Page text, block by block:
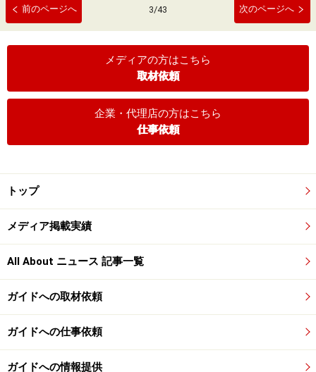
前のページへ 3/43 次のページへ
メディアの方はこちら
取材依頼
企業・代理店の方はこちら
仕事依頼
トップ
メディア掲載実績
All About ニュース 記事一覧
ガイドへの取材依頼
ガイドへの仕事依頼
ガイドへの情報提供